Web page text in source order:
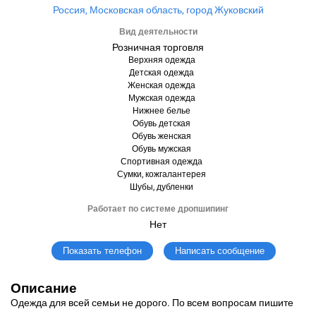
Россия, Московская область, город Жуковский
Вид деятельности
Розничная торговля
Верхняя одежда
Детская одежда
Женская одежда
Мужская одежда
Нижнее белье
Обувь детская
Обувь женская
Обувь мужская
Спортивная одежда
Сумки, кожгалантерея
Шубы, дубленки
Работает по системе дропшипинг
Нет
Показать телефон Написать сообщение
Описание
Одежда для всей семьи не дорого. По всем вопросам пишите